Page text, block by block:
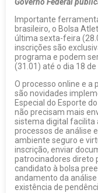
Importante
brasileiro, o Bolsa
última sexta-feira
inscrições são
programa e podem
(31.01) até o dia 18 de
O processo online e a
são novidades
Especial do Esporte
não precisam mais
sistema digital facilita
processos de análise
ambiente seguro e
inscrição, enviar
patrocinadores direto
candidato à bolsa
andamento da
existência de